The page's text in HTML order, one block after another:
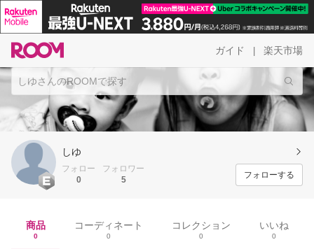
ガイド 楽天市場
しゆ
フォロー
0
フォロワー
5
フォローする
商品
0
コーディネート
0
コレクション
0
いいね
0